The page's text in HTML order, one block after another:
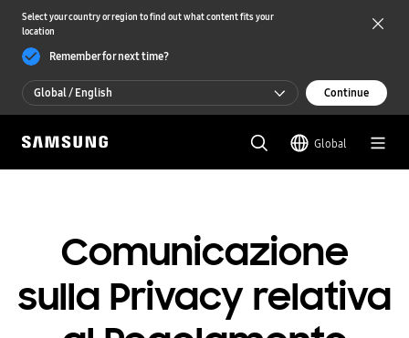
Select your country or region to find out what content fits your
location
Remember for next time?
Global / English
Global / English
한국 / 한국어
Continue
Global
Comunicazione
sulla Privacy relativa